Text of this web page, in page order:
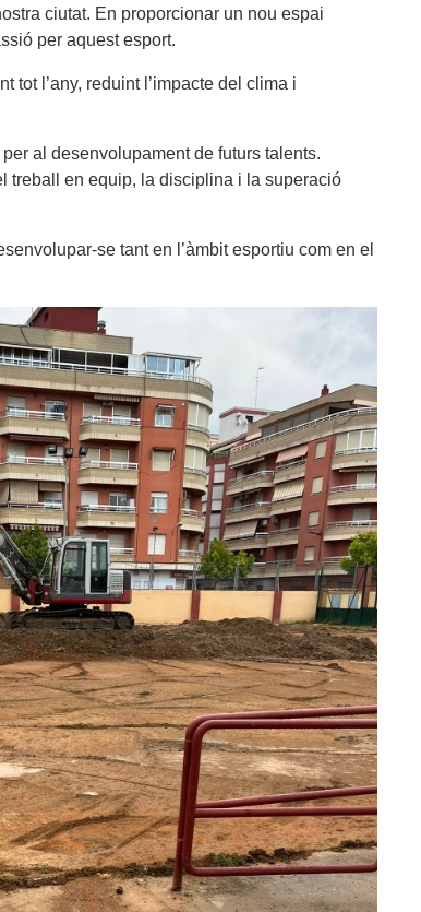
ciutat. En proporcionar un nou espai
per aquest esport.
l’any, reduint l’impacte del clima i
al desenvolupament de futurs talents.
treball en equip, la disciplina i la superació
se tant en l’àmbit esportiu com en el